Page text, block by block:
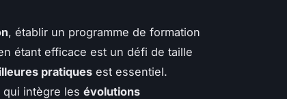
, établir un programme de formation
étant efficace est un défi de taille
pratiques est essentiel.
qui intègre les évolutions